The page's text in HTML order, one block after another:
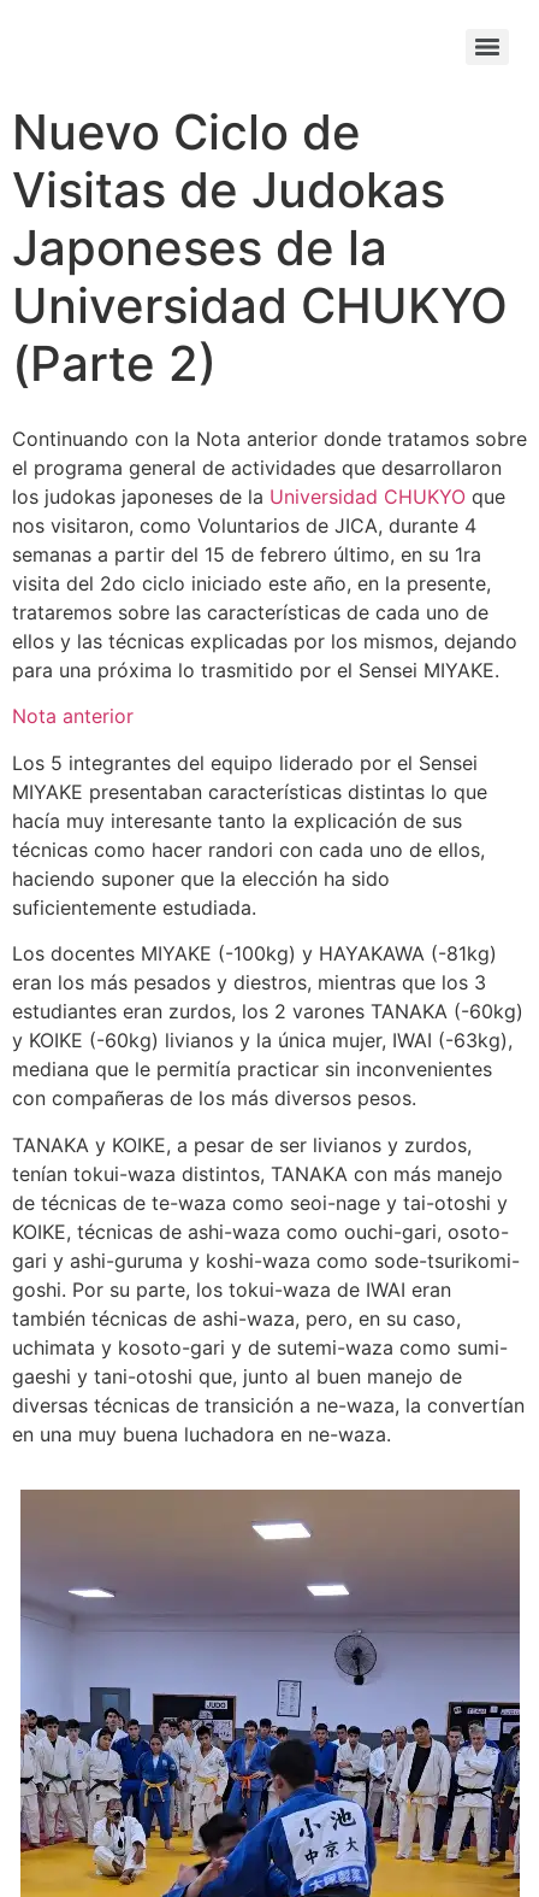
Nuevo Ciclo de
Visitas de Judokas
Japoneses de la
Universidad CHUKYO
(Parte 2)
Continuando con la Nota anterior donde tratamos sobre
el programa general de actividades que desarrollaron
los judokas japoneses de la Universidad CHUKYO que
nos visitaron, como Voluntarios de JICA, durante 4
semanas a partir del 15 de febrero último, en su 1ra
visita del 2do ciclo iniciado este año, en la presente,
trataremos sobre las características de cada uno de
ellos y las técnicas explicadas por los mismos, dejando
para una próxima lo trasmitido por el Sensei MIYAKE.
Nota anterior
Los 5 integrantes del equipo liderado por el Sensei
MIYAKE presentaban características distintas lo que
hacía muy interesante tanto la explicación de sus
técnicas como hacer randori con cada uno de ellos,
haciendo suponer que la elección ha sido
suficientemente estudiada.
Los docentes MIYAKE (-100kg) y HAYAKAWA (-81kg)
eran los más pesados y diestros, mientras que los 3
estudiantes eran zurdos, los 2 varones TANAKA (-60kg)
y KOIKE (-60kg) livianos y la única mujer, IWAI (-63kg),
mediana que le permitía practicar sin inconvenientes
con compañeras de los más diversos pesos.
TANAKA y KOIKE, a pesar de ser livianos y zurdos,
tenían tokui-waza distintos, TANAKA con más manejo
de técnicas de te-waza como seoi-nage y tai-otoshi y
KOIKE, técnicas de ashi-waza como ouchi-gari, osoto-
gari y ashi-guruma y koshi-waza como sode-tsurikomi-
goshi. Por su parte, los tokui-waza de IWAI eran
también técnicas de ashi-waza, pero, en su caso,
uchimata y kosoto-gari y de sutemi-waza como sumi-
gaeshi y tani-otoshi que, junto al buen manejo de
diversas técnicas de transición a ne-waza, la convertían
en una muy buena luchadora en ne-waza.